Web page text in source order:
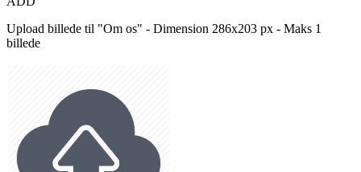
Upload billede til "Om os" - Dimension 286x203 px - Maks 1
billede